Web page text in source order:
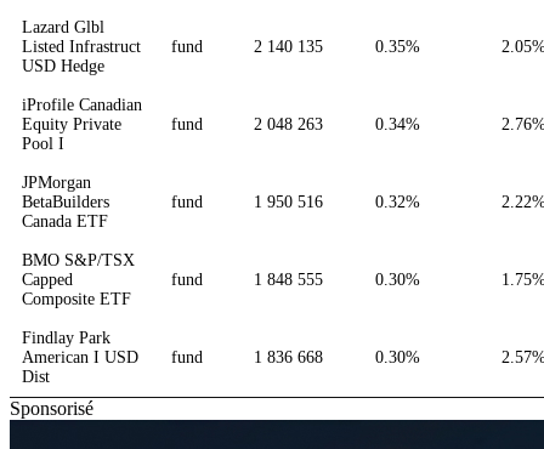
Lazard Glbl
Listed Infrastruct
USD Hedge
fund 2 140 135 0.35%
iProfile Canadian
Equity Private
Pool I
fund 2 048 263 0.34%
JPMorgan
BetaBuilders
Canada ETF
fund 1 950 516 0.32%
BMO S&P/TSX
Capped
Composite ETF
fund 1 848 555 0.30%
Findlay Park
American I USD
Dist
fund 1 836 668 0.30%
Sponsorisé